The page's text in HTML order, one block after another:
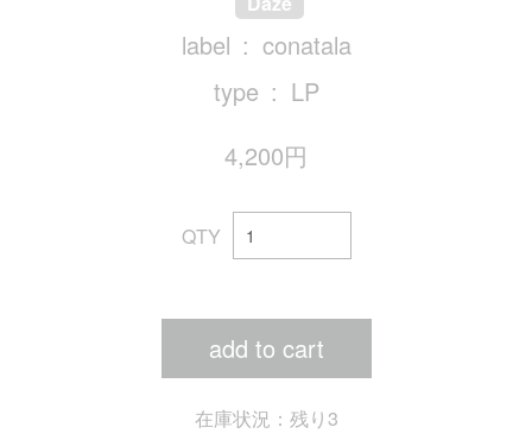
label
conatala
type
LP
4,200円
QTY
add to cart
在庫状況：残り3